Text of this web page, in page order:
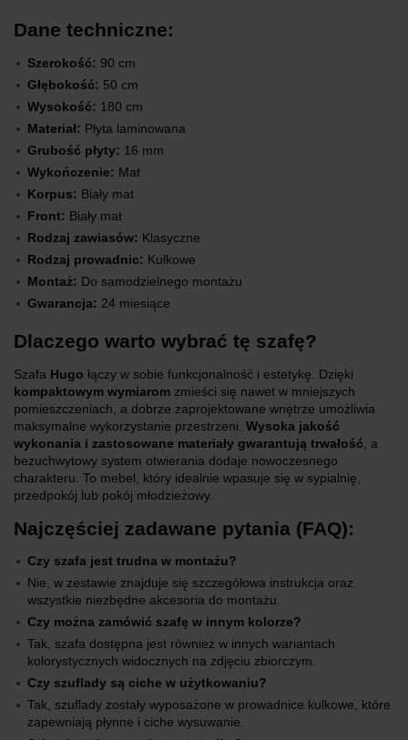
Dane techniczne:
Szerokość: 90 cm
Głębokość: 50 cm
Wysokość: 180 cm
Materiał: Płyta laminowana
Grubość płyty: 16 mm
Wykończenie: Mat
Korpus: Biały mat
Front: Biały mat
Rodzaj zawiasów: Klasyczne
Rodzaj prowadnic: Kulkowe
Montaż: Do samodzielnego montażu
Gwarancja: 24 miesiące
Dlaczego warto wybrać tę szafę?
Szafa Hugo łączy w sobie funkcjonalność i estetykę. Dzięki
kompaktowym wymiarom zmieści się nawet w mniejszych
pomieszczeniach, a dobrze zaprojektowane wnętrze umożliwia
maksymalne wykorzystanie przestrzeni. Wysoka jakość
wykonania i zastosowane materiały gwarantują trwałość , a
bezuchwytowy system otwierania dodaje nowoczesnego
charakteru. To mebel, który idealnie wpasuje się w sypialnię,
przedpokój lub pokój młodzieżowy.
Najczęściej zadawane pytania (FAQ):
Czy szafa jest trudna w montażu?
Nie, w zestawie znajduje się szczegółowa instrukcja oraz
wszystkie niezbędne akcesoria do montażu.
Czy można zamówić szafę w innym kolorze?
Tak, szafa dostępna jest również w innych wariantach
kolorystycznych widocznych na zdjęciu zbiorczym.
Czy szuflady są ciche w użytkowaniu?
Tak, szuflady zostały wyposażone w prowadnice kulkowe, które
zapewniają płynne i ciche wysuwanie.